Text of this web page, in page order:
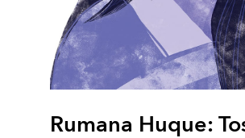
Rumana Huque: